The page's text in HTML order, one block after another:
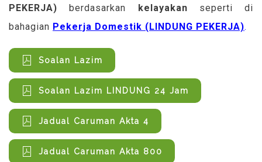
PEKERJA) berdasarkan kelayakan seperti di
bahagian Pekerja Domestik (LINDUNG PEKERJA).
Soalan Lazim
Soalan Lazim LINDUNG 24 Jam
Jadual Caruman Akta 4
Jadual Caruman Akta 800